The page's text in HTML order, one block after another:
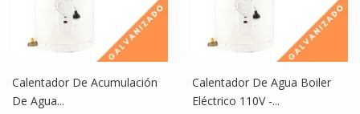
Calentador De Acumulación
De Agua...
Calentador De Agua Boiler
Eléctrico 110V -...